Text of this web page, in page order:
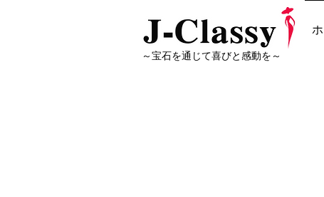
～宝石を通じて喜びと感動を～